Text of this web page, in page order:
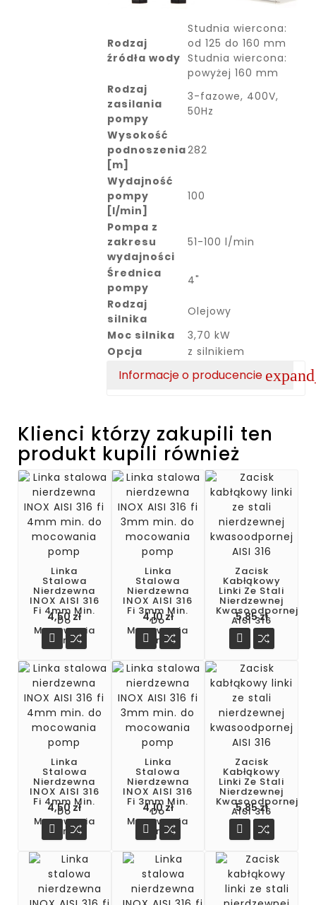
Rodzaj
źródła wody
Studnia wiercona:
od 125 do 160 mm
Studnia wiercona:
powyżej 160 mm
Rodzaj
zasilania
pompy
3-fazowe, 400V,
50Hz
Wysokość
podnoszenia
[m]
282
Wydajność
pompy
[l/min]
100
Pompa z
zakresu
wydajności
51-100 l/min
Średnica
pompy
4"
Rodzaj
silnika
Olejowy
Moc silnika
3,70 kW
Opcja
z silnikiem
Informacje o producencie
Klienci którzy zakupili ten
produkt kupili również
Linka
Stalowa
Nierdzewna
INOX AISI 316
Fi 4mm Min.
Do
Mocowania
Pomp
4,50 zł

Linka
Stalowa
Nierdzewna
INOX AISI 316
Fi 4mm Min.
Do
Mocowania
Pomp
4,50 złCena

Linka
Stalowa
Nierdzewna
INOX AISI 316
Fi 3mm Min.
Do
Mocowania
Pomp
4,10 zł

Linka
Stalowa
Nierdzewna
INOX AISI 316
Fi 3mm Min.
Do
Mocowania
Pomp
4,10 złCena

Zacisk
Kabłąkowy
Linki Ze Stali
Nierdzewnej
Kwasoodpornej
AISI 316
5,85 zł

Zacisk
Kabłąkowy
Linki Ze Stali
Nierdzewnej
Kwasoodpornej
AISI 316
5,85 złCena
